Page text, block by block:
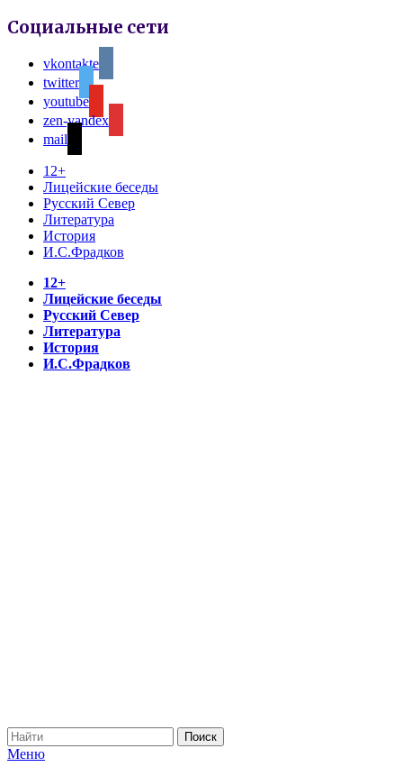
Социальные сети
vkontakte
twitter
youtube
zen-yandex
mail
12+
Лицейские беседы
Русский Север
Литература
История
И.С.Фрадков
12+
Лицейские беседы
Русский Север
Литература
История
И.С.Фрадков
Меню